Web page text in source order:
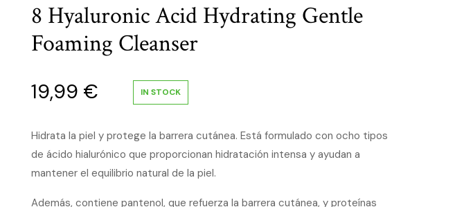
8 Hyaluronic Acid Hydrating Gentle
Foaming Cleanser
19,99 € IN STOCK
Hidrata la piel y protege la barrera cutánea. Está formulado con ocho tipos
de ácido hialurónico que proporcionan hidratación intensa y ayudan a
mantener el equilibrio natural de la piel.
Además, contiene pantenol, que refuerza la barrera cutánea, y proteínas